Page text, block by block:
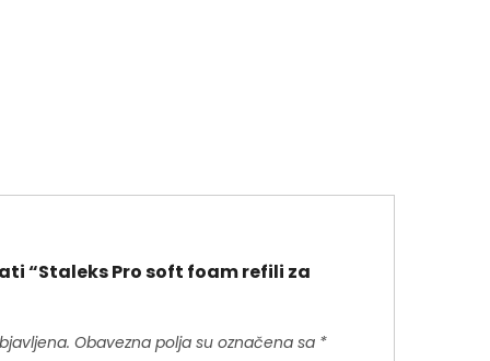
“Staleks Pro soft foam refili za
Obavezna polja su označena sa *